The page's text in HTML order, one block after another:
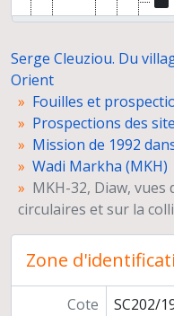
Gôl
Mission de
Serge Cleuziou. Du
Orient
Fouilles et
Prospections des
Mission de 1992
Wadi Markha (MKH)
MKH-32, Diaw,
circulaires et sur la
Zone
Cote
SC202/